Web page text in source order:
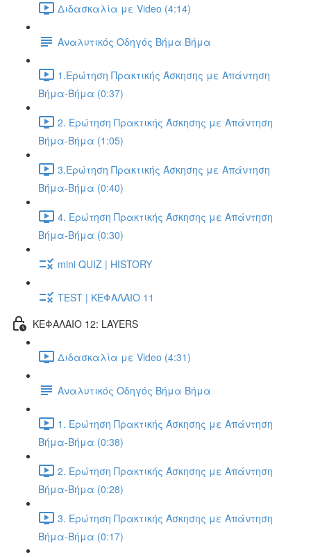
Διδασκαλία με Video (4:14)
Αναλυτικός Οδηγός Βήμα Βήμα
1.Ερώτηση Πρακτικής Άσκησης με Απάντηση
Βήμα-Βήμα (0:37)
2. Ερώτηση Πρακτικής Άσκησης με Απάντηση
Βήμα-Βήμα (1:05)
3.Ερώτηση Πρακτικής Άσκησης με Απάντηση
Βήμα-Βήμα (0:40)
4. Ερώτηση Πρακτικής Άσκησης με Απάντηση
Βήμα-Βήμα (0:30)
mini QUIZ | HISTORY
TEST | ΚΕΦΑΛΑΙΟ 11
ΚΕΦΑΛΑΙΟ 12: LAYERS
Διδασκαλία με Video (4:31)
Αναλυτικός Οδηγός Βήμα Βήμα
1. Ερώτηση Πρακτικής Άσκησης με Απάντηση
Βήμα-Βήμα (0:38)
2. Ερώτηση Πρακτικής Άσκησης με Απάντηση
Βήμα-Βήμα (0:28)
3. Ερώτηση Πρακτικής Άσκησης με Απάντηση
Βήμα-Βήμα (0:17)